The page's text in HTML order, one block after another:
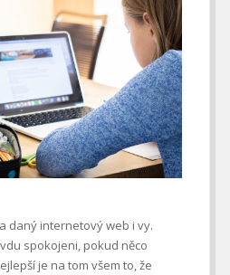
daný internetový web i vy.
spokojeni, pokud něco
je na tom všem to, že